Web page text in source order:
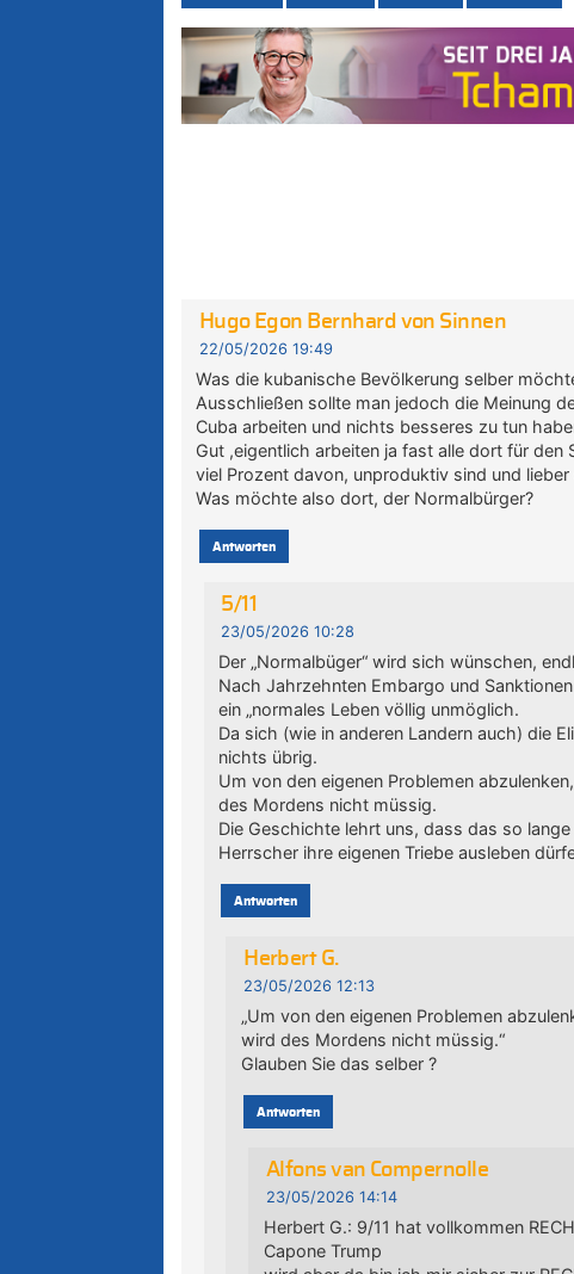
Hugo Egon Bernhard von Sinnen
22/05/2026 19:49
Was die kubanische Bevölkerung selber
Ausschließen sollte man jedoch die Meinung
Cuba arbeiten und nichts besseres zu tun
Gut ,eigentlich arbeiten ja fast alle dort für
viel Prozent davon, unproduktiv sind und
Was möchte also dort, der Normalbürger?
Antworten
5/11
23/05/2026 10:28
Der „Normalbüger“ wird sich wünschen,
Nach Jahrzehnten Embargo und
ein „normales Leben völlig unmöglich.
Da sich (wie in anderen Landern auch) die
nichts übrig.
Um von den eigenen Problemen
des Mordens nicht müssig.
Die Geschichte lehrt uns, dass das so
Herrscher ihre eigenen Triebe ausleben
Antworten
Herbert G.
23/05/2026 12:13
„Um von den eigenen Problemen
wird des Mordens nicht müssig.“
Glauben Sie das selber ?
Antworten
Alfons van Compernolle
23/05/2026 14:14
Herbert G.: 9/11 hat vollkommen
Capone Trump